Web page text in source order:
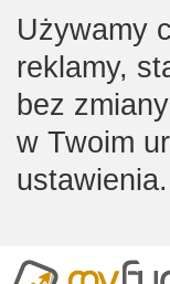
Używamy
reklamy,
bez
w Twoim